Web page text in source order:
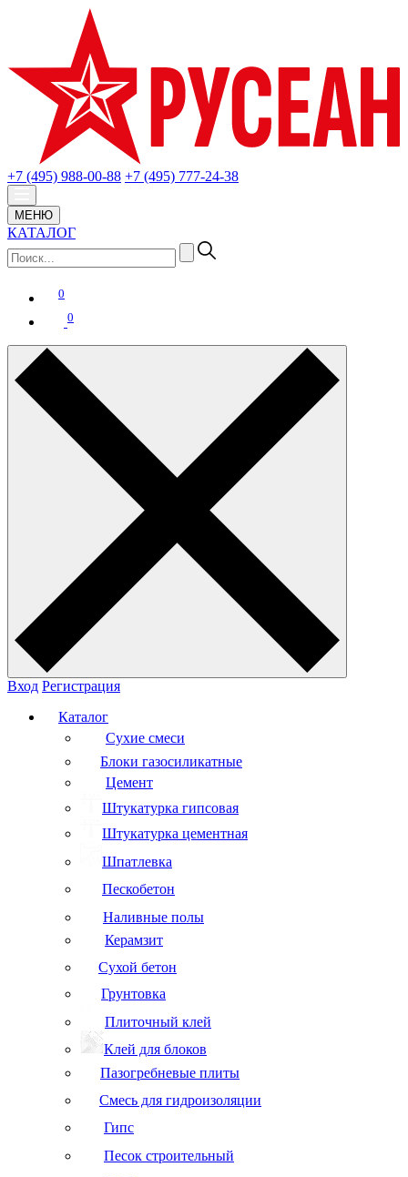
+7 (495) 988-00-88 +7 (495) 777-24-38
МЕНЮ
КАТАЛОГ
0
0
Вход Регистрация
Каталог
Сухие смеси
Блоки газосиликатные
Цемент
Штукатурка гипсовая
Штукатурка цементная
Шпатлевка
Пескобетон
Наливные полы
Керамзит
Сухой бетон
Грунтовка
Плиточный клей
Клей для блоков
Пазогребневые плиты
Смесь для гидроизоляции
Гипс
Песок строительный